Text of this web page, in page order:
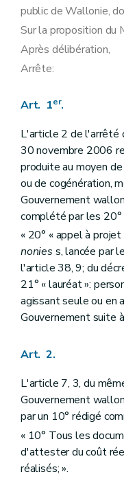
public de Wallonie,
Sur la proposition du
Après délibération,
Arrête:
Art. 1er.
L'article 2 de l'arrêté
30 novembre 2006
produite au moyen
ou de cogénération,
Gouvernement
complété par les
« 20° « appel à
nonies s, lancée par
l'article 38, 9; du
21° « lauréat »:
agissant seule ou en
Gouvernement suite
Art. 2.
L'article 7, 3, du
Gouvernement
par un 10° rédigé
« 10° Tous les
d'attester du coût
réalisés; ».